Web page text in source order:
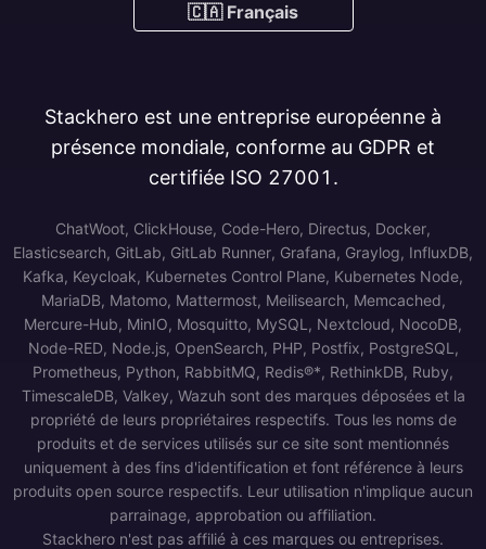
🇨🇦 Français
Stackhero est une entreprise européenne à
présence mondiale, conforme au GDPR et
certifiée ISO 27001.
ChatWoot, ClickHouse, Code-Hero, Directus, Docker,
Elasticsearch, GitLab, GitLab Runner, Grafana, Graylog, InfluxDB,
Kafka, Keycloak, Kubernetes Control Plane, Kubernetes Node,
MariaDB, Matomo, Mattermost, Meilisearch, Memcached,
Mercure-Hub, MinIO, Mosquitto, MySQL, Nextcloud, NocoDB,
Node-RED, Node.js, OpenSearch, PHP, Postfix, PostgreSQL,
Prometheus, Python, RabbitMQ, Redis®*, RethinkDB, Ruby,
TimescaleDB, Valkey, Wazuh sont des marques déposées et la
propriété de leurs propriétaires respectifs. Tous les noms de
produits et de services utilisés sur ce site sont mentionnés
uniquement à des fins d'identification et font référence à leurs
produits open source respectifs. Leur utilisation n'implique aucun
parrainage, approbation ou affiliation.
Stackhero n'est pas affilié à ces marques ou entreprises.